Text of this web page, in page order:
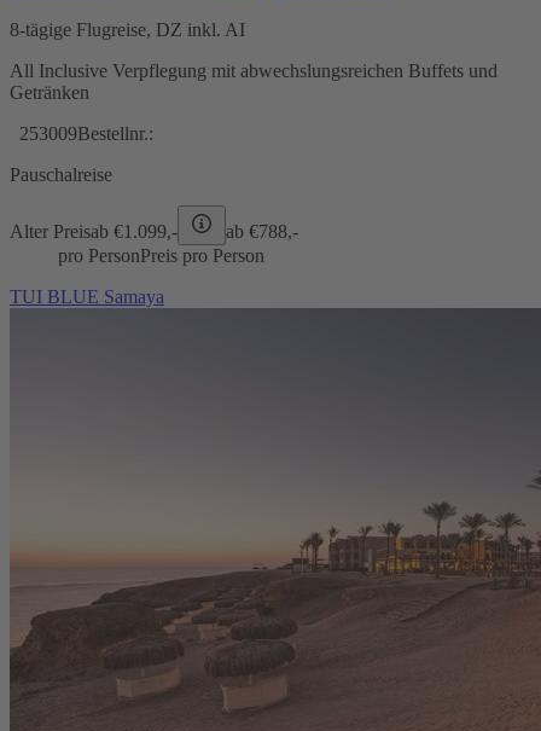
8-tägige Flugreise, DZ inkl. AI
All Inclusive Verpflegung mit abwechslungsreichen Buffets und
Getränken
253009Bestellnr.:
Pauschalreise
Alter Preisab €1.099,- ab €788,-
pro PersonPreis pro Person
TUI BLUE Samaya